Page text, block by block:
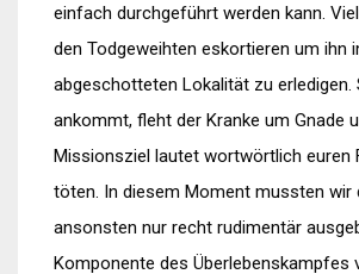
einfach durchgeführt werden kann.
den Todgeweihten eskortieren um ihn
abgeschotteten Lokalität zu erledigen.
ankommt, fleht der Kranke um Gnade
Missionsziel lautet wortwörtlich euren
töten. In diesem Moment mussten wir
ansonsten nur recht rudimentär
Komponente des Überlebenskampfes